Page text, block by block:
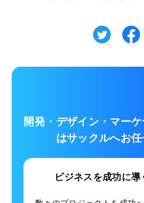
開発・デザイン・マー
はサックルへお任
ビジネスを成功に